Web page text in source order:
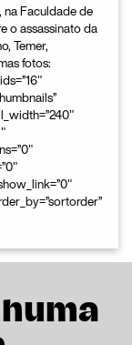
na Faculdade de
o assassinato da
Temer,
fotos: